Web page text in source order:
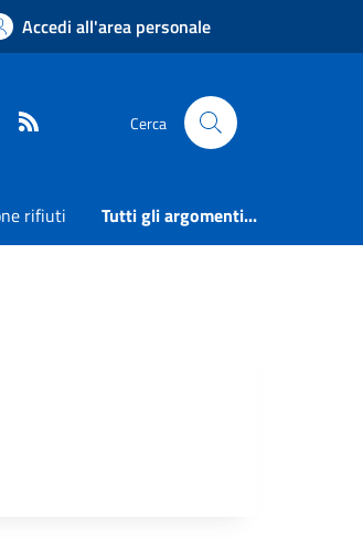
Accedi all'area personale
Youtube Cerca
rifiuti Tutti gli argomenti...